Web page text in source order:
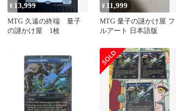
¥ 13,999
MTG 久遠の終端 量子
の謎かけ屋 1枚
¥ 11,999
MTG 量子の謎かけ屋 フ
ルアート 日本語版